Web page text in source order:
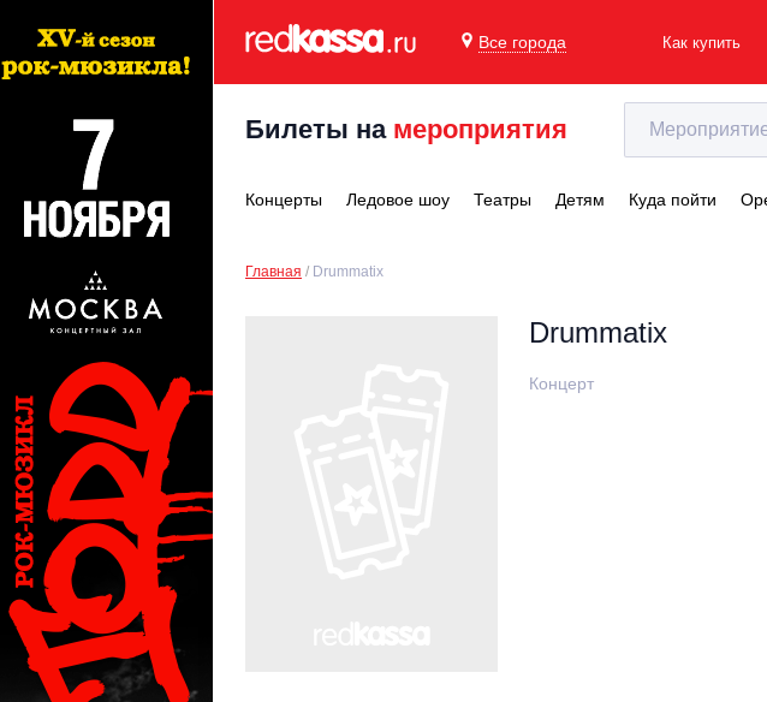
Все города Как купить
Билеты на мероприятия
Концерты Ледовое шоу Театры Детям Куда пойти
Главная Drummatix
Drummatix
Концерт